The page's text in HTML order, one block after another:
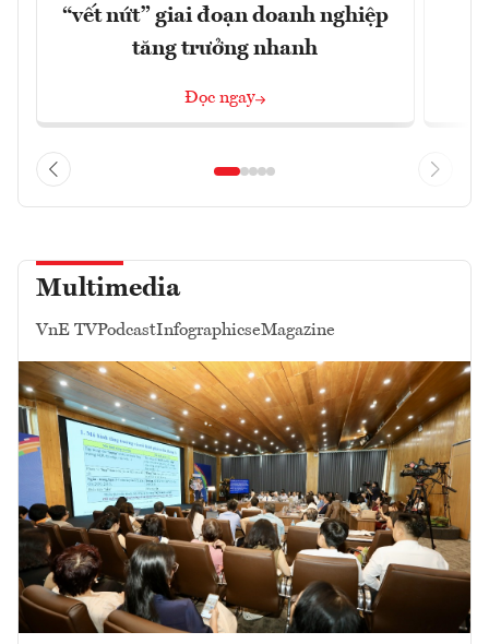
“vết nứt” giai đoạn doanh nghiệp
tăng trưởng nhanh
Đọc ngay
Multimedia
VnE TVPodcastInfographicseMagazine